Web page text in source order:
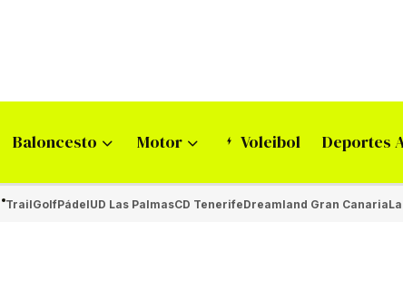
Baloncesto Motor Voleibol Deportes
TrailGolfPádelUD Las PalmasCD TenerifeDreamland Gran Canaria